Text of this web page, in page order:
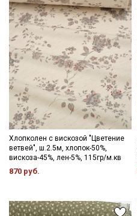
Хлопколен с вискозой "Цветение
ветвей", ш.2.5м, хлопок-50%,
вискоза-45%, лен-5%, 115гр/м.кв
870 руб.